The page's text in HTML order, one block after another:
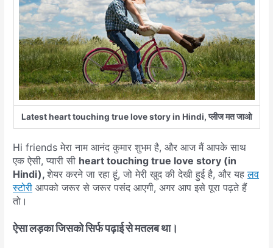
Latest heart touching true love story in Hindi, प्लीज मत जाओ
Hi friends मेरा नाम आनंद कुमार शुभम है, और आज मैं आपके साथ
एक ऐसी, प्यारी सी heart touching true love story (in
Hindi),शेयर करने जा रहा हूं, जो मेरी खुद की देखी हुई है, और यहलव
स्टोरी आपको जरूर से जरूर पसंद आएगी, अगर आप इसे पूरा पढ़ते हैं
तो।
ऐसालड़काजिसकोसिर्फपढ़ाईसेमतलबथा।